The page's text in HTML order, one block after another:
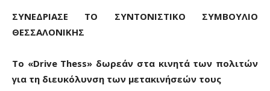
ΣΥΝΕΔΡΙΑΣΕ ΤΟ ΣΥΝΤΟΝΙΣΤΙΚΟ ΣΥΜΒΟΥΛΙΟ
ΘΕΣΣΑΛΟΝΙΚΗΣ
Το «Drive Thess» δωρεάν στα κινητά των πολιτών
για τη διευκόλυνση των μετακινήσεών τους